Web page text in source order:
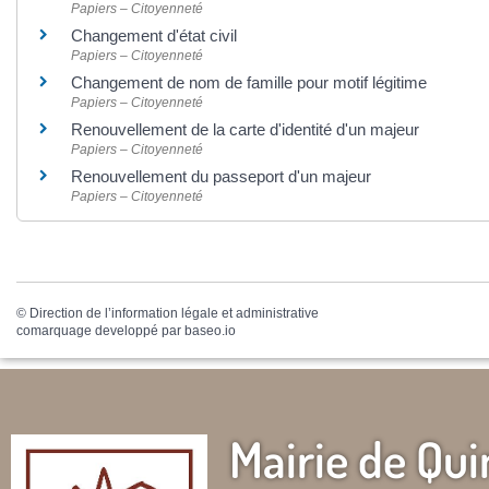
Papiers – Citoyenneté
Changement d'état civil
Papiers – Citoyenneté
Changement de nom de famille pour motif légitime
Papiers – Citoyenneté
Renouvellement de la carte d'identité d'un majeur
Papiers – Citoyenneté
Renouvellement du passeport d'un majeur
Papiers – Citoyenneté
© Direction de l’information légale et administrative
comarquage developpé par baseo.io
Mairie de